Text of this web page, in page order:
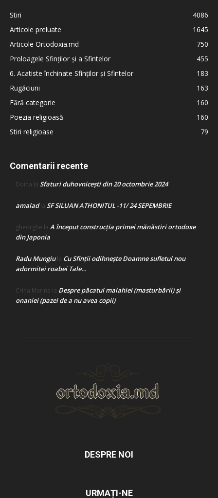
Stiri
4086
Articole preluate
1645
Articole Ortodoxia.md
750
Proloagele Sfinților și a Sfintelor
455
6. Acatiste închinate Sfinților și Sfintelor
183
Rugăciuni
163
Fără categorie
160
Poezia religioasă
160
Stiri religioase
79
Comentarii recente
Doina la Sfaturi duhovnicești din 20 octombrie 2024
amaladla SF SILUAN ATHONITUL -11/ 24 SEPEMBRIE
gheorghe la A început construcţia primei mănăstiri ortodoxe
din Japonia
Radu Mungiula Cu Sfinții odihnește Doamne sufletul nou
adormitei roabei Tale…
Crina Marina la Despre păcatul malahiei (masturbării) şi
onaniei (pazei de a nu avea copii)
DESPRE NOI
URMAȚI-NE